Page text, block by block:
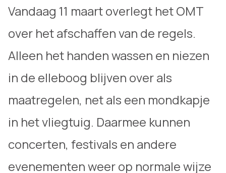
Vandaag 11 maart overlegt het OMT
over het afschaffen van de regels.
Alleen het handen wassen en niezen
in de elleboog blijven over als
maatregelen, net als een mondkapje
in het vliegtuig. Daarmee kunnen
concerten, festivals en andere
evenementen weer op normale wijze